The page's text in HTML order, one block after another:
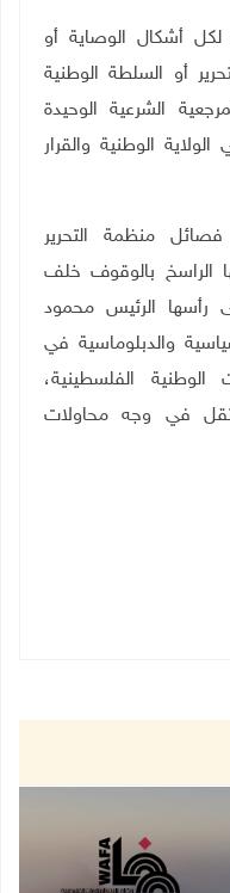
أشكال الوصاية أو
أو السلطة الوطنية
الشرعية الوحيدة
الوطنية والقرار
منظمة التحرير
الراسخ بالوقوف خلف
رأسها الرئيس محمود
والدبلوماسية في
الفلسطينية،
في وجه محاولات